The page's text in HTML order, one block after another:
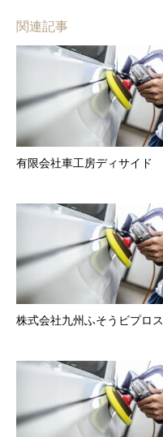
関連記事
有限会社車工房ディサイド
株式会社九州ふそうビプロス